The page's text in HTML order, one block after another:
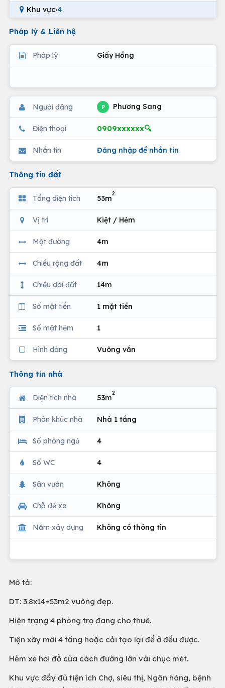
Khu vực›4
Pháp lý & Liên hệ
Pháp lý Giấy Hồng
Người đăng P Phương Sang
Điện thoại 0909xxxxxx🔍
Nhắn tin Đăng nhập để nhắn tin
Thông tin đất
Tổng diện tích 53m
2
Vị trí Kiệt / Hẻm
Mặt đường 4m
Chiều rộng đất 4m
Chiều dài đất 14m
Số mặt tiền 1 mặt tiền
Số mặt hẻm 1
Hình dáng Vuông vắn
Thông tin nhà
Diện tích nhà 53m
2
Phân khúc nhà Nhà 1 tầng
Số phòng ngủ 4
Số WC 4
Sân vườn Không
Chỗ để xe Không
Năm xây dựng Không có thông tin
Mô tả:
DT: 3.8x14=53m2 vuông đẹp.
Hiện trạng 4 phòng trọ đang cho thuê.
Tiện xây mới 4 tầng hoặc cải tạo lại để ở đều được.
Hẻm xe hơi đỗ cửa cách đường lớn vài chục mét.
Khu vực đầy đủ tiện ích Chợ, siêu thị, Ngân hàng, bệnh